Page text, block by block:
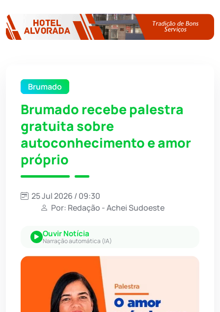
Brumado
Brumado recebe palestra
gratuita sobre
autoconhecimento e amor
próprio
25 Jul 2026 / 09:30
Por: Redação - Achei Sudoeste
Ouvir Notícia
Narração automática (IA)